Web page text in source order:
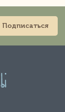
Подписаться